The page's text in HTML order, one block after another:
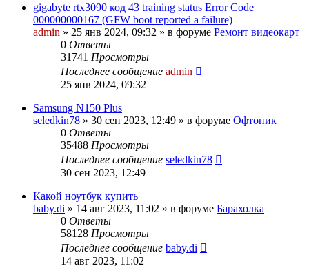
gigabyte rtx3090 код 43 training status Error Code =
000000000167 (GFW boot reported a failure)
admin » 25 янв 2024, 09:32 » в форуме Ремонт видеокарт
0 Ответы
31741 Просмотры
Последнее сообщение admin
25 янв 2024, 09:32
Samsung N150 Plus
seledkin78 » 30 сен 2023, 12:49 » в форуме Офтопик
0 Ответы
35488 Просмотры
Последнее сообщение seledkin78
30 сен 2023, 12:49
Какой ноутбук купить
baby.di » 14 авг 2023, 11:02 » в форуме Барахолка
0 Ответы
58128 Просмотры
Последнее сообщение baby.di
14 авг 2023, 11:02